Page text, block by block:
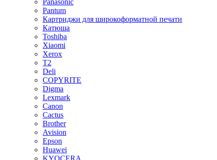
Panasonic
Pantum
Картриджи для широкоформатной печати
Катюша
Toshiba
Xiaomi
Xerox
T2
Deli
COPYRITE
Digma
Lexmark
Canon
Cactus
Brother
Avision
Epson
Huawei